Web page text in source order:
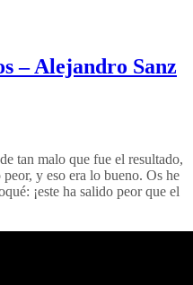
– Alejandro Sanz
tan malo que fue el resultado,
y eso era lo bueno. Os he
¡este ha salido peor que el